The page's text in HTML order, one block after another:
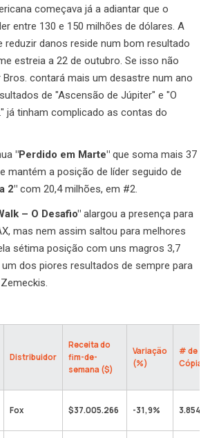
começava já a adiantar que o
entre 130 e 150 milhões de dólares. A
reduzir danos reside num bom resultado
estreia a 22 de outubro. Se isso não
contará mais um desastre num ano
de "Ascensão de Júpiter" e "O
já tinham complicado as contas do
"Perdido em Marte" que soma mais 37
mantém a posição de líder seguido de
2" com 20,4 milhões, em #2.
– O Desafio" alargou a presença para
mas nem assim saltou para melhores
sétima posição com uns magros 3,7
dos piores resultados de sempre para
Distribuidor
Receita do
fim-de-
semana ($)
Variação
(%)
# de
Cópias
Fox $37.005.266 -31,9% 3.854